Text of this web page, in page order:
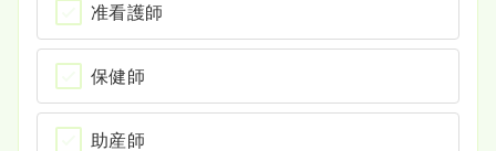
准看護師
保健師
助産師